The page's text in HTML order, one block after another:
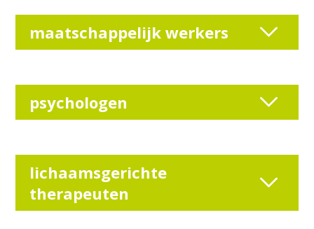
maatschappelijk werkers
psychologen
lichaamsgerichte
therapeuten